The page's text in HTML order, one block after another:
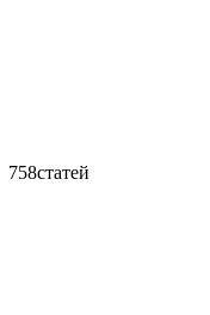
758статей